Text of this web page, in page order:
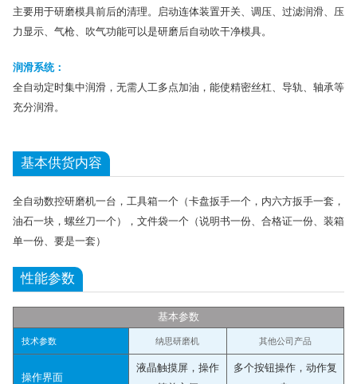
主要用于研磨模具前后的清理。启动连体装置开关、调压、过滤润滑、压
力显示、气枪、吹气功能可以是研磨后自动吹干净模具。
润滑系统：
全自动定时集中润滑，无需人工多点加油，能使精密丝杠、导轨、轴承等
充分润滑。
基本供货内容
全自动数控研磨机一台，工具箱一个（卡盘扳手一个，内六方扳手一套，
油石一块，螺丝刀一个），文件袋一个（说明书一份、合格证一份、装箱
单一份、要是一套）
性能参数
基本参数
技术参数 纳思研磨机 其他公司产品
操作界面
液晶触摸屏，操作
多个按钮操作，动作复